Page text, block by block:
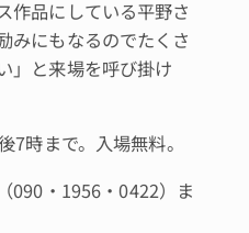
作品にしている平野さ
みにもなるのでたくさ
」と来場を呼び掛け
時まで。入場無料。
090・1956・0422）ま